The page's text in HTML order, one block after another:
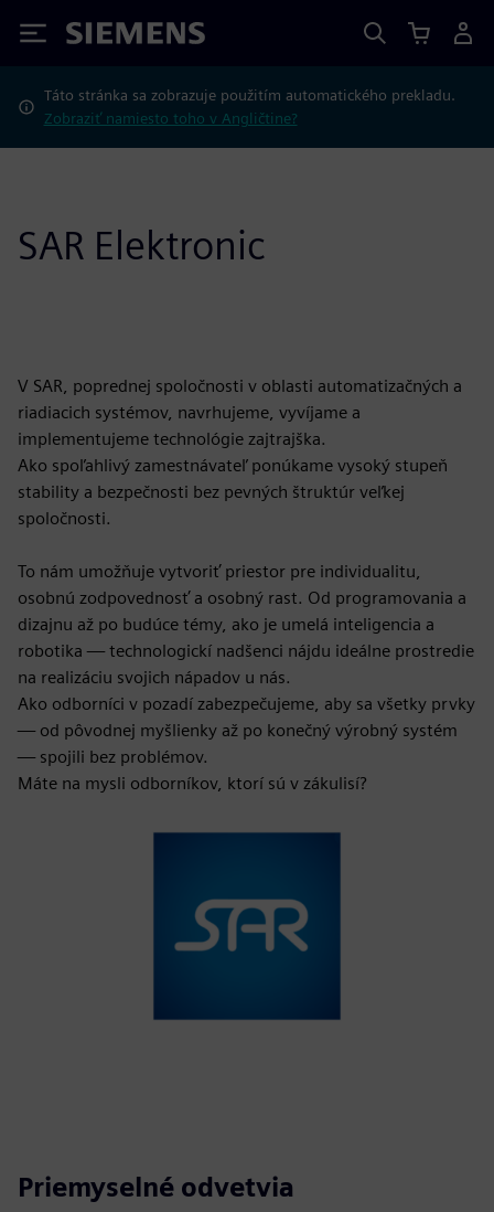
Siemens
Táto stránka sa zobrazuje použitím automatického prekladu.
Zobraziť namiesto toho v Angličtine?
SAR Elektronic
V SAR, poprednej spoločnosti v oblasti automatizačných a
riadiacich systémov, navrhujeme, vyvíjame a
implementujeme technológie zajtrajška.
Ako spoľahlivý zamestnávateľ ponúkame vysoký stupeň
stability a bezpečnosti bez pevných štruktúr veľkej
spoločnosti.
To nám umožňuje vytvoriť priestor pre individualitu,
osobnú zodpovednosť a osobný rast. Od programovania a
dizajnu až po budúce témy, ako je umelá inteligencia a
robotika — technologickí nadšenci nájdu ideálne prostredie
na realizáciu svojich nápadov u nás.
Ako odborníci v pozadí zabezpečujeme, aby sa všetky prvky
— od pôvodnej myšlienky až po konečný výrobný systém
— spojili bez problémov.
Máte na mysli odborníkov, ktorí sú v zákulisí?
Priemyselné odvetvia